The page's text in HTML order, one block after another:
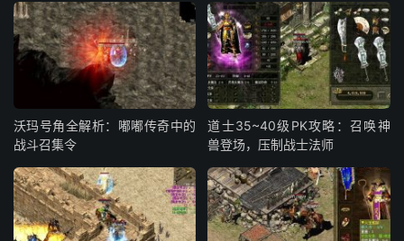
沃玛号角全解析：嘟嘟传奇中的
战斗召集令
道士35~40级PK攻略：召唤神
兽登场，压制战士法师